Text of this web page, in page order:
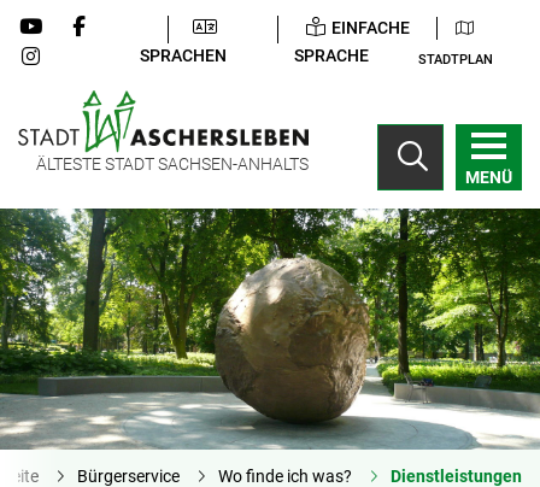
SPRACHEN
EINFACHE
SPRACHE
STADTPLAN
ÄLTESTE STADT SACHSEN-ANHALTS
MENÜ
Bürgerservice Wo finde ich was? Dienstleistungen